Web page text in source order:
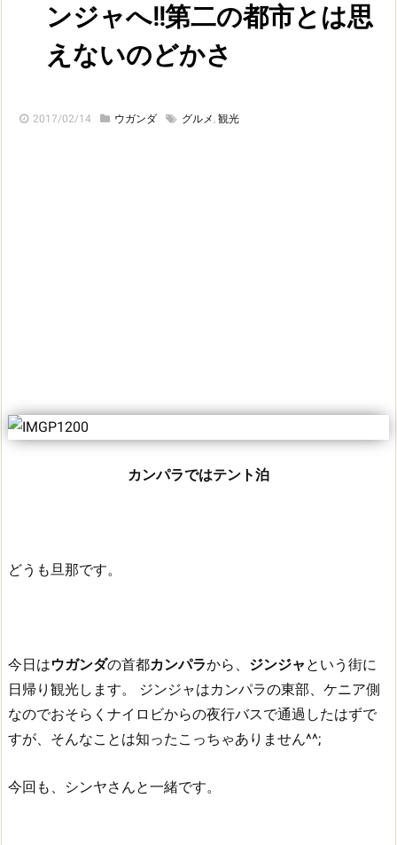
ンジャへ!!第二の都市とは思
えないのどかさ
2017/02/14 ウガンダ グルメ , 観光
カンパラではテント泊
どうも旦那です。
今日はウガンダの首都カンパラから、 ジンジャ という街に
日帰り観光します。
ジンジャはカンパラの東部、ケニア側
なのでおそらくナイロビからの夜行バスで通過したはずで
すが、そんなことは知ったこっちゃありません^^;
今回も、シンヤさんと一緒です。